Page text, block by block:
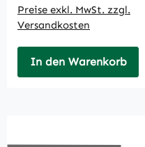
Preise exkl. MwSt. zzgl.
Versandkosten
In den Warenkorb